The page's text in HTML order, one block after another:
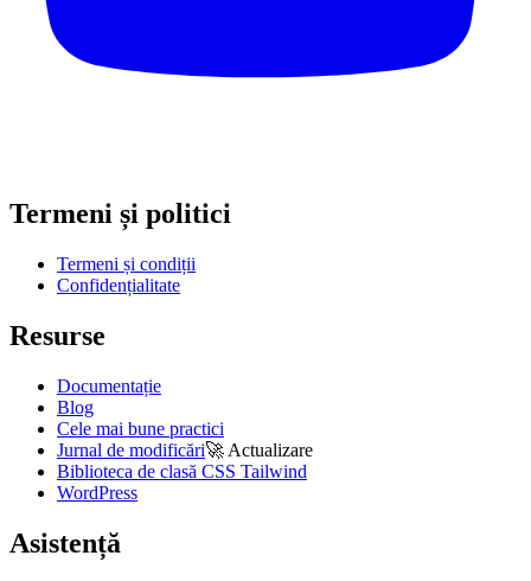
Termeni și politici
Termeni și condiții
Confidențialitate
Resurse
Documentație
Blog
Cele mai bune practici
Jurnal de modificări🚀 Actualizare
Biblioteca de clasă CSS Tailwind
WordPress
Asistență